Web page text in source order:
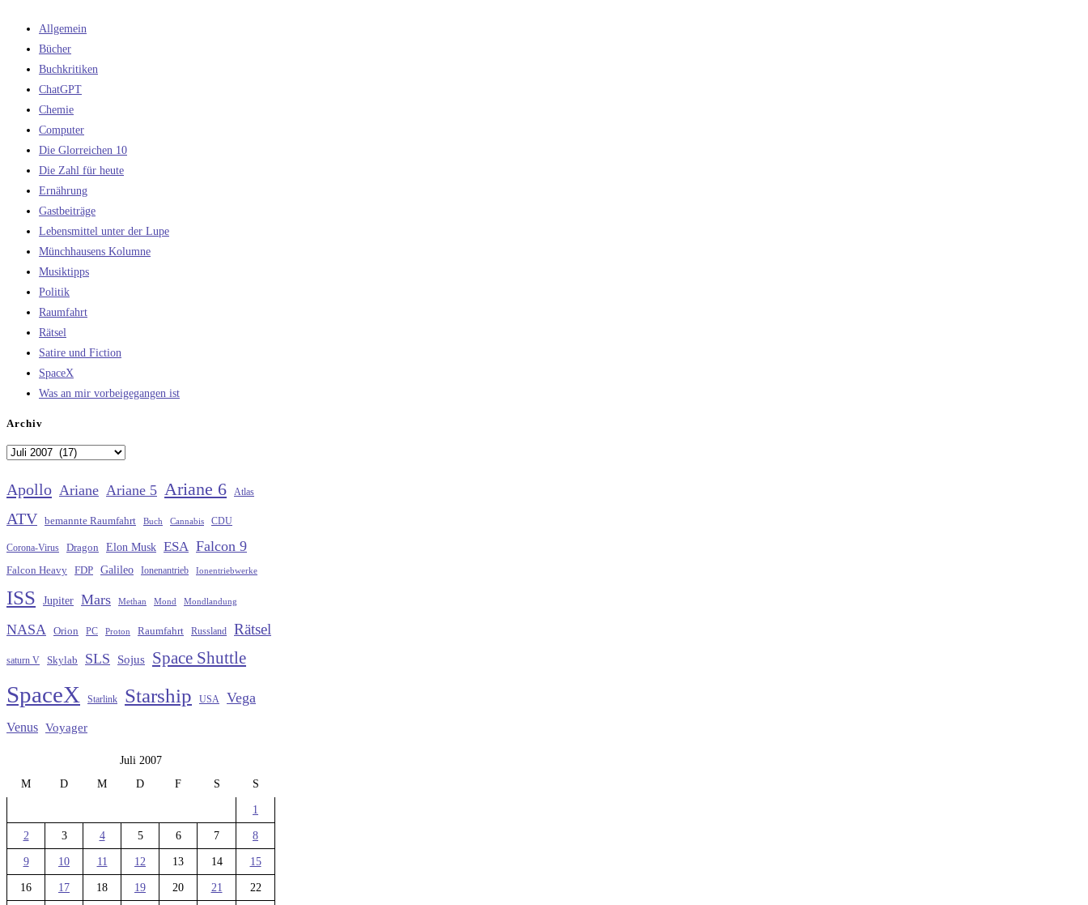
Allgemein
Bücher
Buchkritiken
ChatGPT
Chemie
Computer
Die Glorreichen 10
Die Zahl für heute
Ernährung
Gastbeiträge
Lebensmittel unter der Lupe
Münchhausens Kolumne
Musiktipps
Politik
Raumfahrt
Rätsel
Satire und Fiction
SpaceX
Was an mir vorbeigegangen ist
Archiv
Archiv
Apollo Ariane Ariane 5 Ariane 6 Atlas
ATV bemannte Raumfahrt Buch Cannabis CDU
Corona-Virus Dragon Elon Musk ESA Falcon 9
Falcon Heavy FDP Galileo Ionenantrieb Ionentriebwerke
ISS Jupiter Mars Methan Mond Mondlandung
NASA Orion PC Proton Raumfahrt Russland Rätsel
saturn V Skylab SLS Sojus Space Shuttle
SpaceX Starlink Starship USA Vega
Venus Voyager
Juli 2007
M
D M D F S S
1
2 3 4 5 6 7 8
9 10 11 12 13 14 15
16 17 18 19 20 21 22